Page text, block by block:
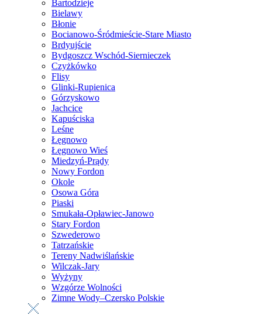
Bartodzieje
Bielawy
Błonie
Bocianowo-Śródmieście-Stare Miasto
Brdyujście
Bydgoszcz Wschód-Siernieczek
Czyżkówko
Flisy
Glinki-Rupienica
Górzyskowo
Jachcice
Kapuściska
Leśne
Łęgnowo
Łęgnowo Wieś
Miedzyń-Prądy
Nowy Fordon
Okole
Osowa Góra
Piaski
Smukała-Opławiec-Janowo
Stary Fordon
Szwederowo
Tatrzańskie
Tereny Nadwiślańskie
Wilczak-Jary
Wyżyny
Wzgórze Wolności
Zimne Wody–Czersko Polskie